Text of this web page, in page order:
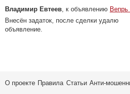
Владимир Евтеев , к объявлению Вепрь
Внесён задаток, после сделки удалю
объявление.
О проекте Правила Статьи Анти-